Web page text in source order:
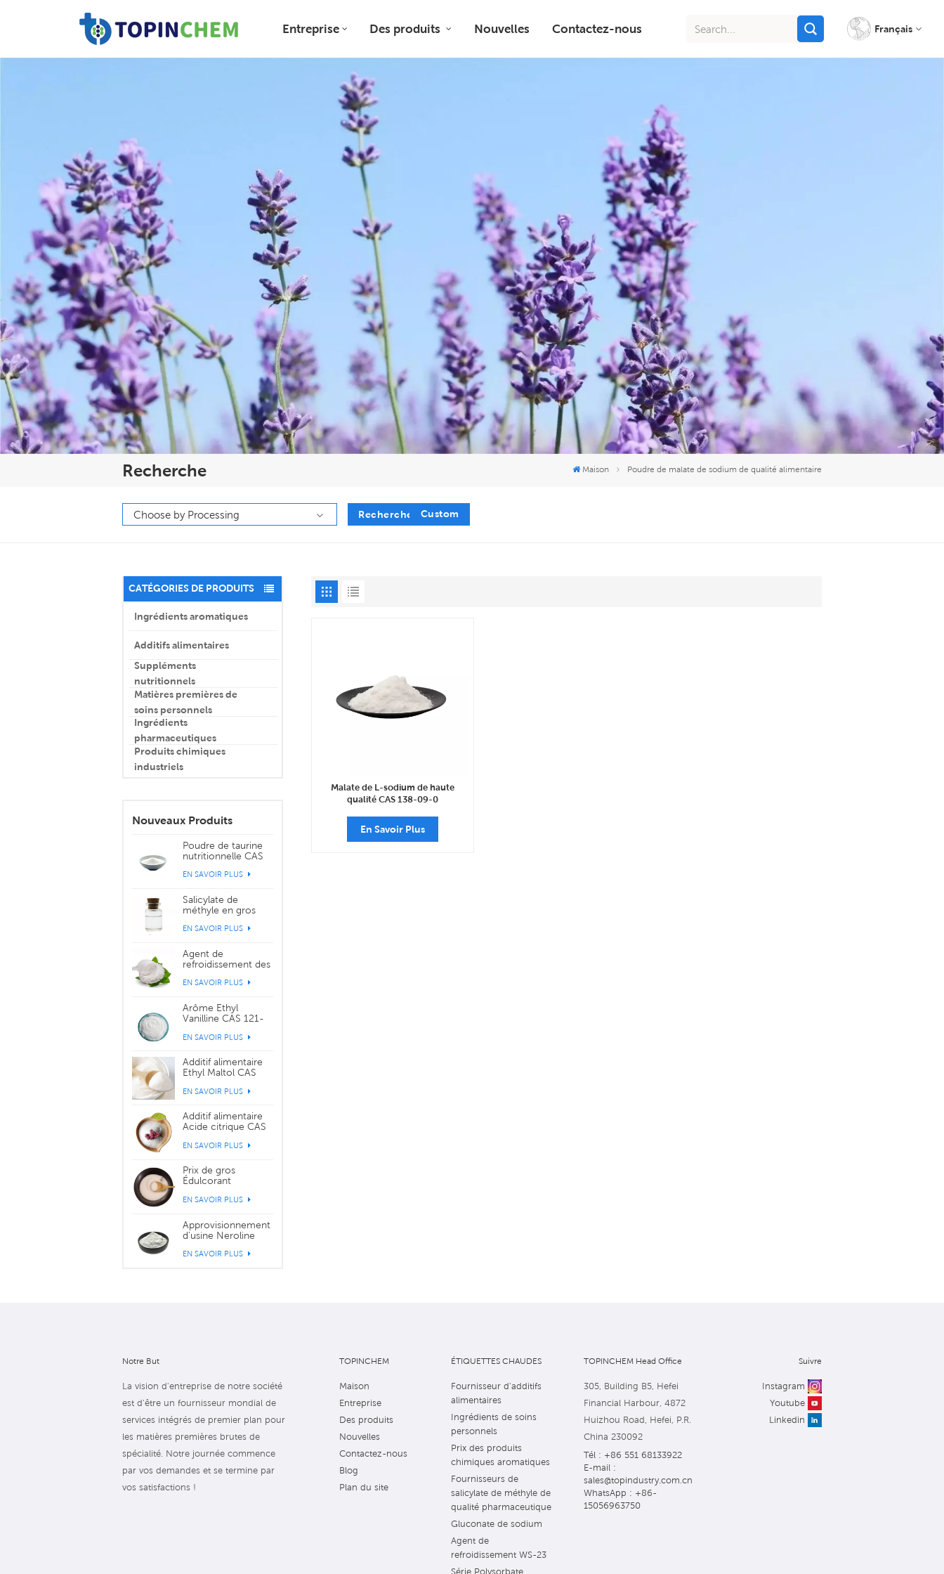
Entreprise Des produits Nouvelles Contactez-nous Français
Recherche Maison Poudre de malate de sodium de qualité alimentaire
Recherche Custom
CATÉGORIES DE PRODUITS
Ingrédients aromatiques
Additifs alimentaires
Suppléments
nutritionnels
Matières premières de
soins personnels
Ingrédients
pharmaceutiques
Produits chimiques
industriels
Nouveaux Produits
Poudre de taurine
nutritionnelle CAS
EN SAVOIR PLUS
Salicylate de
méthyle en gros
EN SAVOIR PLUS
Agent de
refroidissement des
WS-3 CAS 39711-
EN SAVOIR PLUS
Arôme Ethyl
Vanilline CAS 121-
EN SAVOIR PLUS
Additif alimentaire
Ethyl Maltol CAS
EN SAVOIR PLUS
Additif alimentaire
Acide citrique CAS
EN SAVOIR PLUS
Prix de gros
Édulcorant
56038-13-2
EN SAVOIR PLUS
Approvisionnement
d'usine Neroline
04-9
EN SAVOIR PLUS
Malate de L-sodium de haute
qualité CAS 138-09-0
En Savoir Plus
Notre But
La vision d'entreprise de notre société
est d'être un fournisseur mondial de
services intégrés de premier plan pour
les matières premières brutes de
spécialité. Notre journée commence
par vos demandes et se termine par
vos satisfactions !
TOPINCHEM
Maison
Entreprise
Des produits
Nouvelles
Contactez-nous
Blog
Plan du site
ÉTIQUETTES CHAUDES
Fournisseur d'additifs
alimentaires
Ingrédients de soins
personnels
Prix des produits
chimiques aromatiques
Fournisseurs de
salicylate de méthyle de
qualité pharmaceutique
Gluconate de sodium
Agent de
refroidissement WS-23
Série Polysorbate
TOPINCHEM Head Office
305, Building B5, Hefei
Financial Harbour, 4872
Huizhou Road, Hefei, P.R.
China 230092
Tél : +86 551 68133922
E-mail :
sales@topindustry.com.cn
WhatsApp : +86-
15056963750
Suivre
Instagram
Youtube
Linkedin